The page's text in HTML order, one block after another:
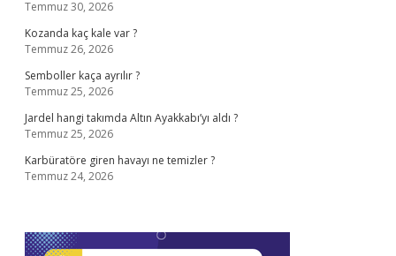
Temmuz 30, 2026
Kozanda kaç kale var ?
Temmuz 26, 2026
Semboller kaça ayrılır ?
Temmuz 25, 2026
Jardel hangi takımda Altın Ayakkabı’yı aldı ?
Temmuz 25, 2026
Karbüratöre giren havayı ne temizler ?
Temmuz 24, 2026